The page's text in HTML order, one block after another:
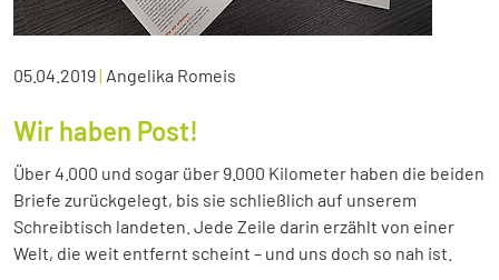
05.04.2019| Angelika Romeis
Wir haben Post!
Über 4.000 und sogar über 9.000 Kilometer haben die beiden
Briefe zurückgelegt, bis sie schließlich auf unserem
Schreibtisch landeten. Jede Zeile darin erzählt von einer
Welt, die weit entfernt scheint – und uns doch so nah ist.